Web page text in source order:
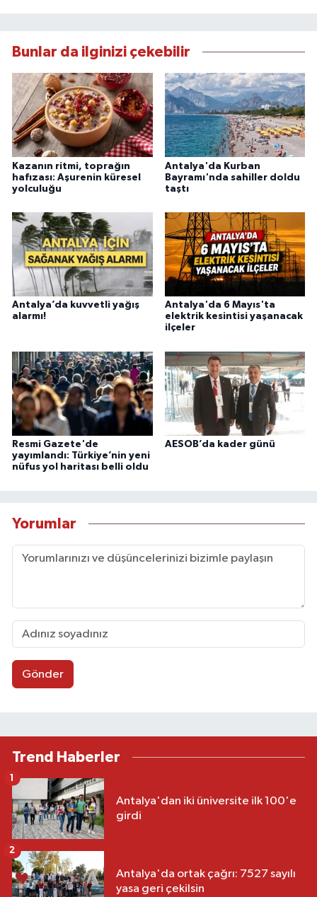
Bunlar da ilginizi çekebilir
Kazanın ritmi, toprağın
hafızası: Aşurenin küresel
yolculuğu
Antalya'da Kurban
Bayramı'nda sahiller doldu
taştı
Antalya’da kuvvetli yağış
alarmı!
Antalya'da 6 Mayıs'ta
elektrik kesintisi yaşanacak
ilçeler
Resmi Gazete'de
yayımlandı: Türkiye’nin yeni
nüfus yol haritası belli oldu
AESOB’da kader günü
Yorumlar
Gönder
Trend Haberler
Antalya'dan iki üniversite ilk 100'e
girdi
1
Antalya'da ortak çağrı: 7527 sayılı
yasa geri çekilsin
2